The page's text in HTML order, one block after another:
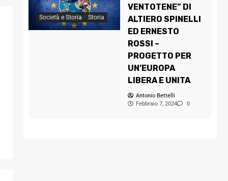
Società e Storia Storia
VENTOTENE” DI
ALTIERO SPINELLI
ED ERNESTO
ROSSI –
PROGETTO PER
UN’EUROPA
LIBERA E UNITA
Antonio Bettelli
Febbraio 7, 2024
0